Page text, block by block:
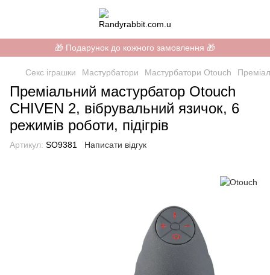
🎁 Подарунок до кожного замовлення 🎁
Секс іграшки Мастурбатори Мастурбатори Otouch
Преміальний мастурбатор Otouch
CHIVEN 2, вібрувальний язичок, 6
режимів роботи, підігрів
Артикул: SO9381 Написати відгук